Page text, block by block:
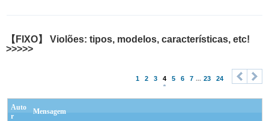
【FIXO】 Violões: tipos, modelos, características, etc!
>>>>>
1 2 3 4 5 6 7 ... 23 24
< >
Auto
r
Mensagem